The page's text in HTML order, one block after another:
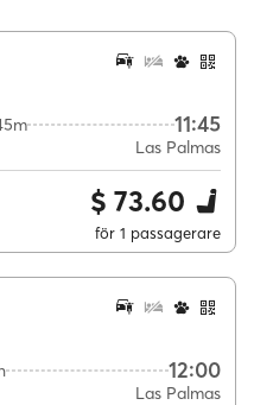
11:45
Las Palmas
$ 73.60
för 1 passagerare
12:00
Las Palmas